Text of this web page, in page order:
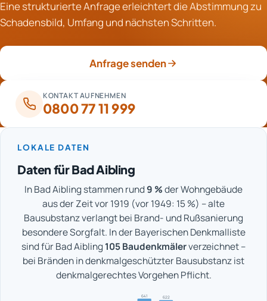
aufbauen.
Schäden durch Löscheinsatz oder Hitze, schafft eine
Druckprüfung Klarheit. Die Heizung wird erst nach
Eine strukturierte Anfrage erleichtert die Abstimmung zu
Schadensbild, Umfang und nächsten Schritten.
Anfrage senden
KONTAKT AUFNEHMEN
0800 77 11 999
LOKALE DATEN
Daten für Bad Aibling
In Bad Aibling stammen rund9 %der Wohngebäude
aus der Zeit vor 1919 (vor 1949: 15 %) – alte
Bausubstanz verlangt bei Brand- und Rußsanierung
besondere Sorgfalt. In der Bayerischen Denkmalliste
sind für Bad Aibling 105 Baudenkmälerverzeichnet –
bei Bränden in denkmalgeschützter Bausubstanz ist
denkmalgerechtes Vorgehen Pflicht.
641 622